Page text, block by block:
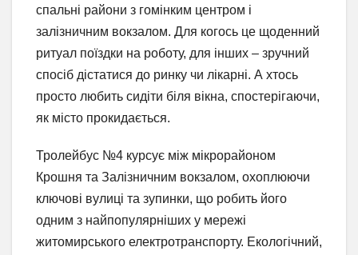
спальні райони з гомінким центром і
залізничним вокзалом. Для когось це щоденний
ритуал поїздки на роботу, для інших – зручний
спосіб дістатися до ринку чи лікарні. А хтось
просто любить сидіти біля вікна, спостерігаючи,
як місто прокидається.
Тролейбус №4 курсує між мікрорайоном
Крошня та Залізничним вокзалом, охоплюючи
ключові вулиці та зупинки, що робить його
одним з найпопулярніших у мережі
житомирського електротранспорту. Екологічний,